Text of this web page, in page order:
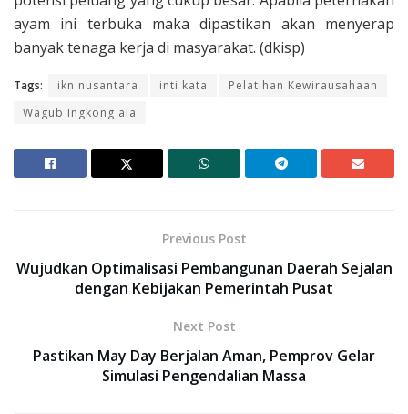
ayam ini terbuka maka dipastikan akan menyerap
banyak tenaga kerja di masyarakat. (dkisp)
Tags: ikn nusantara inti kata
Pelatihan Kewirausahaan
Wagub Ingkong ala
Previous Post
Wujudkan Optimalisasi Pembangunan Daerah Sejalan
dengan Kebijakan Pemerintah Pusat
Next Post
Pastikan May Day Berjalan Aman, Pemprov Gelar
Simulasi Pengendalian Massa